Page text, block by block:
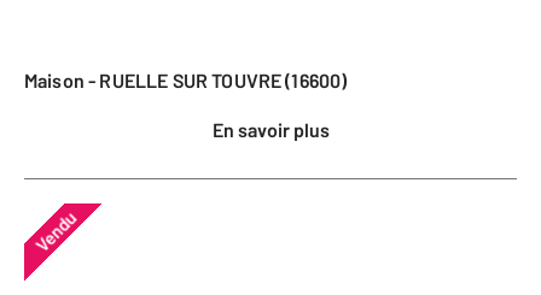
Maison - RUELLE SUR TOUVRE (16600)
En savoir plus
Vendu